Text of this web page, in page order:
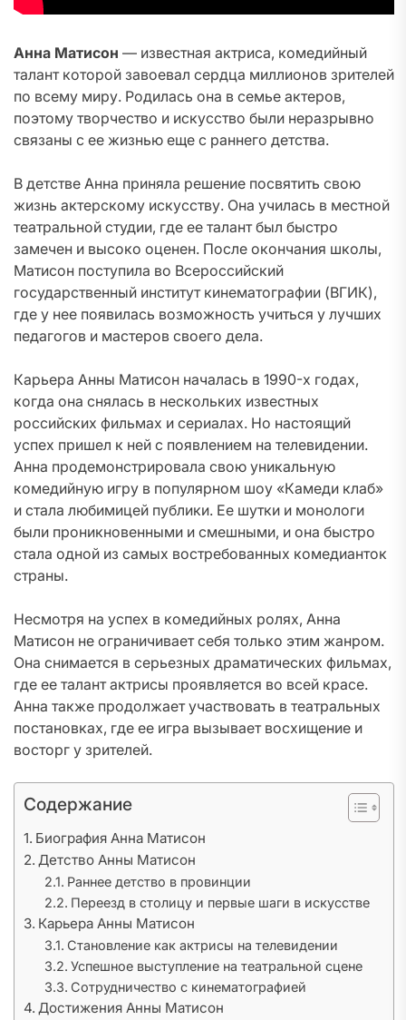
Анна Матисон — известная актриса, комедийный
талант которой завоевал сердца миллионов зрителей
по всему миру. Родилась она в семье актеров,
поэтому творчество и искусство были неразрывно
связаны с ее жизнью еще с раннего детства.
В детстве Анна приняла решение посвятить свою
жизнь актерскому искусству. Она училась в местной
театральной студии, где ее талант был быстро
замечен и высоко оценен. После окончания школы,
Матисон поступила во Всероссийский
государственный институт кинематографии (ВГИК),
где у нее появилась возможность учиться у лучших
педагогов и мастеров своего дела.
Карьера Анны Матисон началась в 1990-х годах,
когда она снялась в нескольких известных
российских фильмах и сериалах. Но настоящий
успех пришел к ней с появлением на телевидении.
Анна продемонстрировала свою уникальную
комедийную игру в популярном шоу «Камеди клаб»
и стала любимицей публики. Ее шутки и монологи
были проникновенными и смешными, и она быстро
стала одной из самых востребованных комедианток
страны.
Несмотря на успех в комедийных ролях, Анна
Матисон не ограничивает себя только этим жанром.
Она снимается в серьезных драматических фильмах,
где ее талант актрисы проявляется во всей красе.
Анна также продолжает участвовать в театральных
постановках, где ее игра вызывает восхищение и
восторг у зрителей.
Содержание
Биография Анна Матисон
Детство Анны Матисон
Раннее детство в провинции
Переезд в столицу и первые шаги в искусстве
Карьера Анны Матисон
Становление как актрисы на телевидении
Успешное выступление на театральной сцене
Сотрудничество с кинематографией
Достижения Анны Матисон